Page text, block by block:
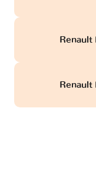
Renault
Renault